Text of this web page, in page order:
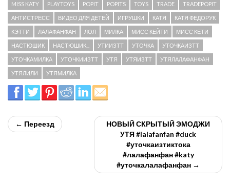
MISS KATY PLAYTOYS POPIT POPITS TOYS TRADE TRADEPOPIT
АНТИСТРЕСС ВИДЕО ДЛЯ ДЕТЕЙ ИГРУШКИ КАТЯ КАТЯ ФЕДОРУК
КЭТТИ ЛАЛАФАНФАН ЛОЛ МИЛКА МИСС КЕЙТИ МИСС КЕТИ
НАСТЮШИК НАСТЮШИК... УТИИЗТТ УТОЧКА УТОЧКАИЗТТ
УТОЧКАМИЛКА УТОЧКИИЗТТ УТЯ УТЯИЗТТ УТЯЛАЛАФАНФАН
УТЯЛИЛИ УТЯМИЛКА
← Переезд
НОВЫЙ СКРЫТЫЙ ЭМОДЖИ
УТЯ #lalafanfan #duck
#уточкаизтиктока
#лалафанфан #katy
#уточкалалафанфан →